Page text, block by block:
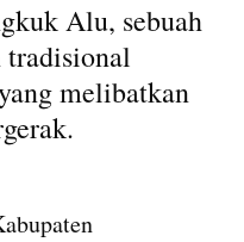
Alu, sebuah
tradisional
melibatkan